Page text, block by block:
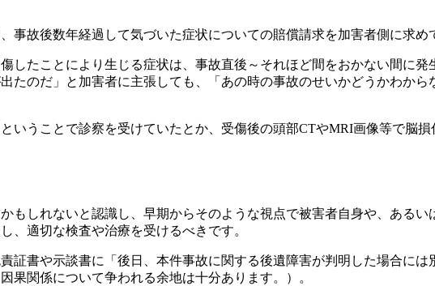
事故後数年経過して気づいた症状についての賠償請求を加害者側に求め
したことにより生じる症状は、事故直後～それほど間をおかない間に
たのだ」と加害者に主張しても、「あの時の事故のせいかどうかわか
いうことで診察を受けていたとか、受傷後の頭部CTやMRI画像等で脳
もしれないと認識し、早期からそのような視点で被害者自身や、ある
、適切な検査や治療を受けるべき です。
証書や示談書に「後日、本件事故に関する後遺障害が判明した場合に
果関係について争われる余地は十分あります。）。